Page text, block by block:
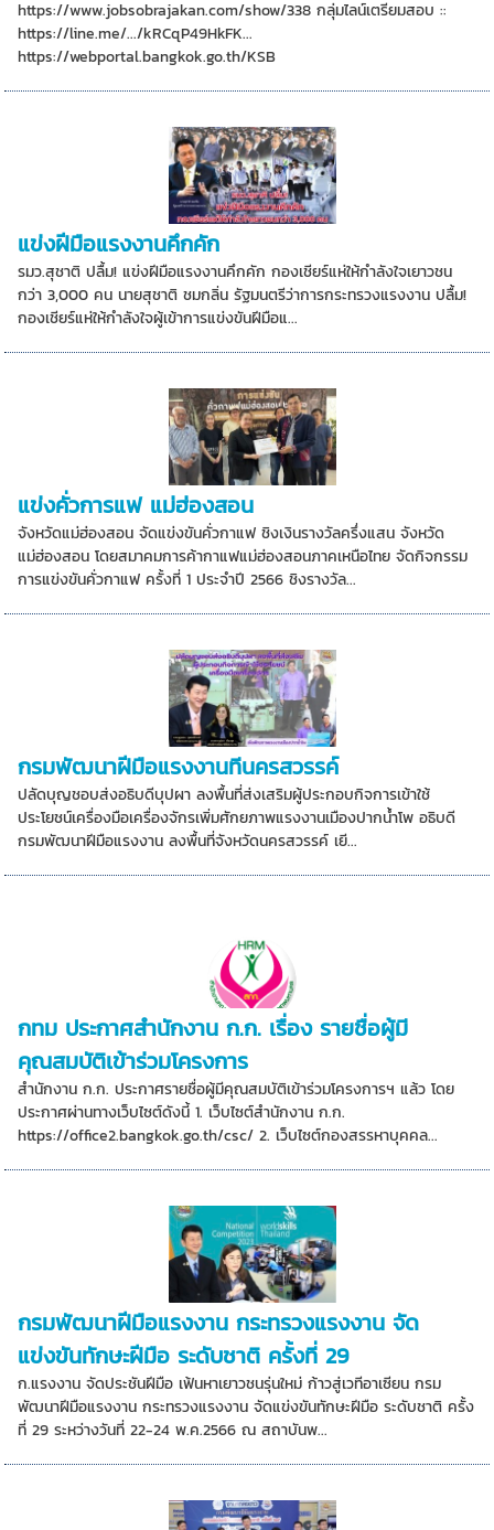
https://www.jobsobrajakan.com/show/338 กลุ่มไลน์เตรียมสอบ ::
https://line.me/.../kRCqP49HkFK...
https://webportal.bangkok.go.th/KSB
แข่งฝีมือแรงงานคึกคัก
รมว.สุชาติ ปลื้ม! แข่งฝีมือแรงงานคึกคัก กองเชียร์แห่ให้กำลังใจเยาวชน
กว่า 3,000 คน นายสุชาติ ชมกลิ่น รัฐมนตรีว่าการกระทรวงแรงงาน ปลื้ม!
กองเชียร์แห่ให้กำลังใจผู้เข้าการแข่งขันฝีมือแ...
แข่งคั่วการแฟ แม่ฮ่องสอน
จังหวัดแม่ฮ่องสอน จัดแข่งขันคั่วกาแฟ ชิงเงินรางวัลครึ่งแสน จังหวัด
แม่ฮ่องสอน โดยสมาคมการค้ากาแฟแม่ฮ่องสอนภาคเหนือไทย จัดกิจกรรม
การแข่งขันคั่วกาแฟ ครั้งที่ 1 ประจำปี 2566 ชิงรางวัล...
กรมพัฒนาฝีมือแรงงานทีนครสวรรค์
ปลัดบุญชอบส่งอธิบดีบุปผา ลงพื้นที่ส่งเสริมผู้ประกอบกิจการเข้าใช้
ประโยชน์เครื่องมือเครื่องจักรเพิ่มศักยภาพแรงงานเมืองปากน้ำโพ อธิบดี
กรมพัฒนาฝีมือแรงงาน ลงพื้นที่จังหวัดนครสวรรค์ เยี...
กทม ประกาศสำนักงาน ก.ก. เรื่อง รายชื่อผู้มี
คุณสมบัติเข้าร่วมโครงการ
สำนักงาน ก.ก. ประกาศรายชื่อผู้มีคุณสมบัติเข้าร่วมโครงการฯ แล้ว โดย
ประกาศผ่านทางเว็บไซต์ดังนี้ 1. เว็บไซต์สำนักงาน ก.ก.
https://office2.bangkok.go.th/csc/ 2. เว็บไซต์กองสรรหาบุคคล...
กรมพัฒนาฝีมือแรงงาน กระทรวงแรงงาน จัด
แข่งขันทักษะฝีมือ ระดับชาติ ครั้งที่ 29
ก.แรงงาน จัดประชันฝีมือ เฟ้นหาเยาวชนรุ่นใหม่ ก้าวสู่เวทีอาเซียน กรม
พัฒนาฝีมือแรงงาน กระทรวงแรงงาน จัดแข่งขันทักษะฝีมือ ระดับชาติ ครั้ง
ที่ 29 ระหว่างวันที่ 22-24 พ.ค.2566 ณ สถาบันพ...